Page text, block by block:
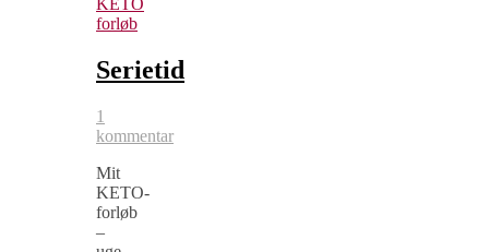
forløb
Serietid
1
kommentar
Mit
KETO-
forløb
–